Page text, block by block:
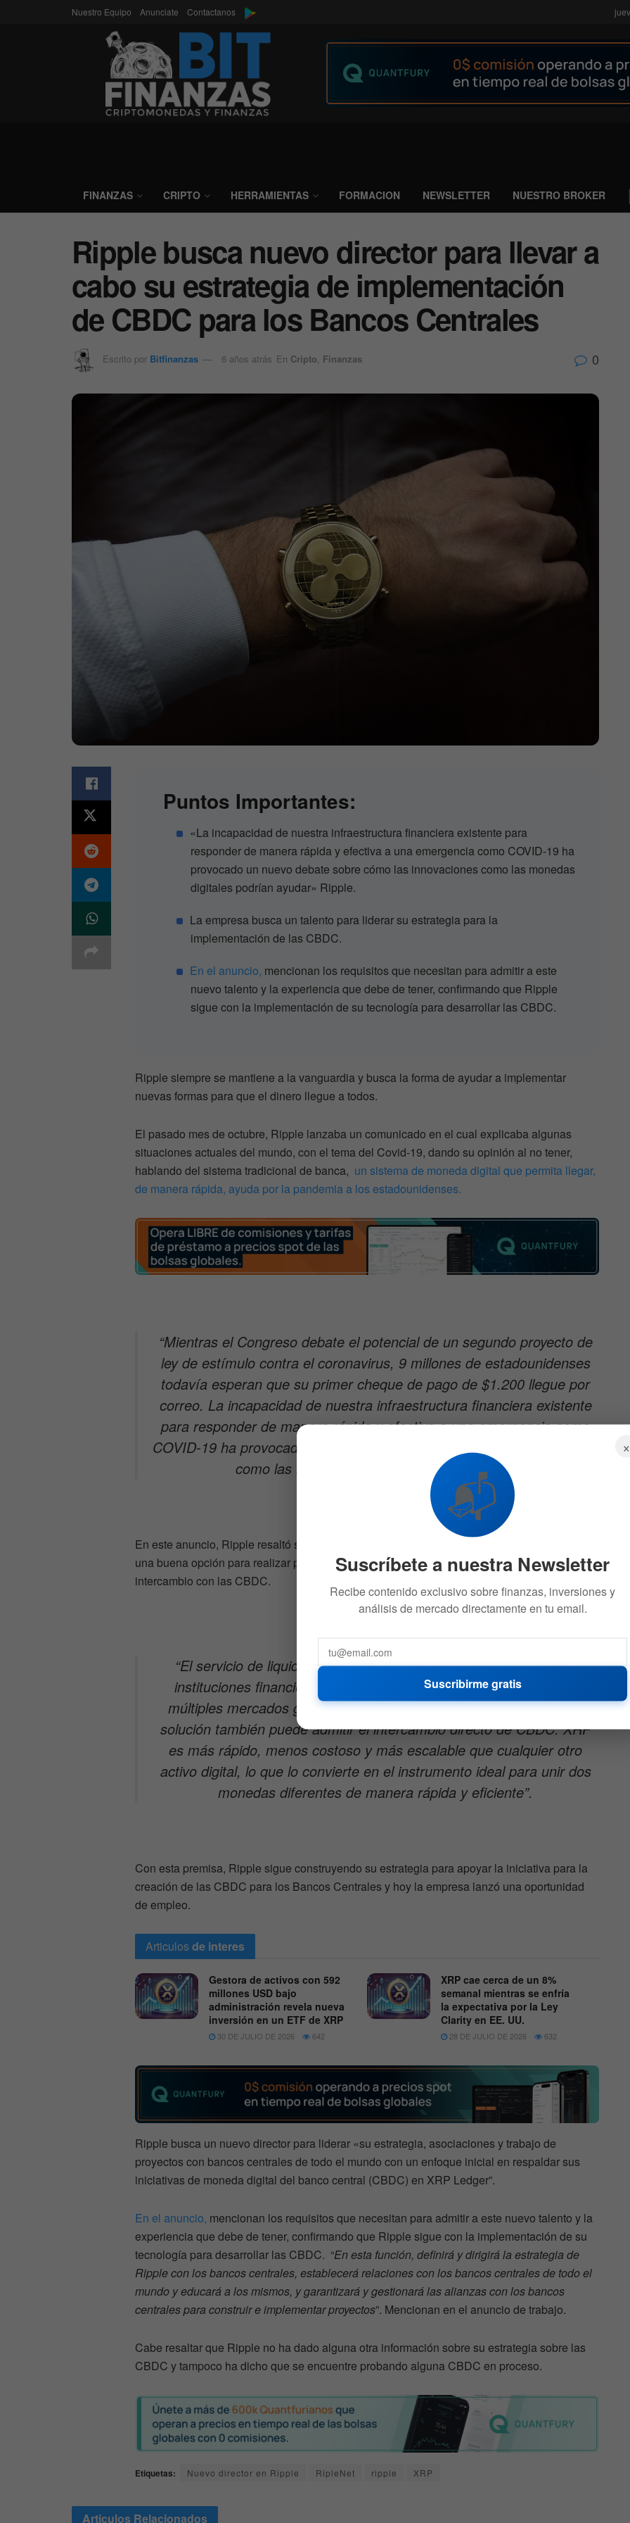
Nuestro Equipo Anunciate Contactanos
FINANZAS CRIPTO HERRAMIENTAS FORMACION NEWSLETTER NUESTRO BROKER
Ripple busca nuevo director para llevar a
cabo su estrategia de implementación
de CBDC para los Bancos Centrales
Escrito por Bitfinanzas 6 años atrás En Cripto Finanzas 0
Puntos Importantes:
«La incapacidad de nuestra infraestructura financiera existente para
responder de manera rápida y efectiva a una emergencia como COVID-19 ha
provocado un nuevo debate sobre cómo las innovaciones como las monedas
digitales podrían ayudar» Ripple.
La empresa busca un talento para liderar su estrategia para la
implementación de las CBDC.
En el anuncio, mencionan los requisitos que necesitan para admitir a este
nuevo talento y la experiencia que debe de tener, confirmando que Ripple
sigue con la implementación de su tecnología para desarrollar las CBDC.
Ripple siempre se mantiene a la vanguardia y busca la forma de ayudar a implementar
nuevas formas para que el dinero llegue a todos.
El pasado mes de octubre, Ripple lanzaba un comunicado en el cual explicaba algunas
situaciones actuales del mundo, con el tema del Covid-19, dando su opinión al no tener,
hablando del sistema tradicional de banca, un sistema de moneda digital que permita llegar,
de manera rápida, ayuda por la pandemia a los estadounidenses.
“Mientras el Congreso debate el potencial de un segundo proyecto de
ley de estímulo contra el coronavirus, 9 millones de estadounidenses
todavía esperan que su primer cheque de pago de $1.200 llegue por
correo. La incapacidad de nuestra infraestructura financiera existente
para responder de manera rápida y efectiva a una emergencia como
COVID-19 ha provocado un nuevo debate sobre cómo las innovaciones
como las monedas digitales podrían ayudar”.
En este anuncio, Ripple resaltó su servicio de liquidez “RippleNet”, promocionando que es
una buena opción para realizar pagos inmediatos, afirmando que también admite el
intercambio con las CBDC.
“El servicio de liquidez bajo demanda de RippleNet permite a las
instituciones financieras realizar transacciones en tiempo real en
múltiples mercados globales utilizando el activo digital XRP y dicha
solución también puede admitir el intercambio directo de CBDC. XRP
es más rápido, menos costoso y más escalable que cualquier otro
activo digital, lo que lo convierte en el instrumento ideal para unir dos
monedas diferentes de manera rápida y eficiente”.
Con esta premisa, Ripple sigue construyendo su estrategia para apoyar la iniciativa para la
creación de las CBDC para los Bancos Centrales y hoy la empresa lanzó una oportunidad
de empleo.
Articulosde interes
Gestora de activos con 592
millones USD bajo
administración revela nueva
inversión en un ETF de XRP
30 DE JULIO DE 2026 642
XRP cae cerca de un 8%
semanal mientras se enfría
la expectativa por la Ley
Clarity en EE. UU.
28 DE JULIO DE 2026 632
Ripple busca un nuevo director para liderar «su estrategia, asociaciones y trabajo de
proyectos con bancos centrales de todo el mundo con un enfoque inicial en respaldar sus
iniciativas de moneda digital del banco central (CBDC) en XRP Ledger”.
En el anuncio, mencionan los requisitos que necesitan para admitir a este nuevo talento y la
experiencia que debe de tener, confirmando que Ripple sigue con la implementación de su
tecnología para desarrollar las CBDC. “En esta función, definirá y dirigirá la estrategia de
Ripple con los bancos centrales, establecerá relaciones con los bancos centrales de todo el
mundo y educará a los mismos, y garantizará y gestionará las alianzas con los bancos
centrales para construir e implementar proyectos”. Mencionan en el anuncio de trabajo.
Cabe resaltar que Ripple no ha dado alguna otra información sobre su estrategia sobre las
CBDC y tampoco ha dicho que se encuentre probando alguna CBDC en proceso.
Etiquetas: Nuevo director en Ripple RipleNet ripple XRP
Articulos Relacionados
×
📬
Suscríbete a nuestra Newsletter
Recibe contenido exclusivo sobre finanzas, inversiones y
análisis de mercado directamente en tu email.
Suscribirme gratis